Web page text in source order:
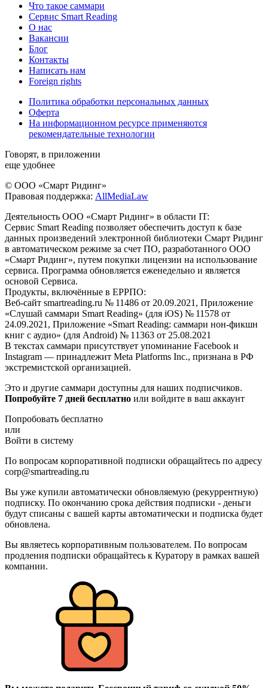
Что такое саммари
Сервис Smart Reading
О нас
Вакансии
Блог
Контакты
Написать нам
Foreign rights
Политика обработки персональных данных
Оферта
На информационном ресурсе применяются
рекомендательные технологии
Говорят, в приложении
еще удобнее
© ООО «Смарт Ридинг»
Правовая поддержка: AllMediaLaw
Деятельность ООО «Смарт Ридинг» в области IT:
Сервис Smart Reading позволяет обеспечить доступ к базе
данных произведений электронной библиотеки Смарт Ридинг
в автоматическом режиме за счет ПО, разработанного ООО
«Смарт Ридинг», путем покупки лицензии на использование
сервиса. Программа обновляется еженедельно и является
основой Сервиса.
Продукты, включённые в ЕРРПО:
Веб-сайт smartreading.ru № 11486 от 20.09.2021, Приложение
«Слушай саммари Smart Reading» (для iOS) № 11578 от
24.09.2021, Приложение «Smart Reading: саммари нон-фикшн
книг с аудио» (для Android) № 11363 от 25.08.2021
В текстах саммари присутствует упоминание Facebook и
Instagram — принадлежит Meta Platforms Inc., признана в РФ
экстремистской организацией.
Это и другие саммари доступны для наших подписчиков.
Попробуйте 7 дней бесплатно или войдите в ваш аккаунт
Попробовать бесплатно
или
Войти в систему
По вопросам корпоративной подписки обращайтесь по адресу
corp@smartreading.ru
Вы уже купили автоматически обновляемую (рекуррентную)
подписку. По окончанию срока действия подписки - деньги
будут списаны с вашей карты автоматически и подписка будет
обновлена.
Вы являетесь корпоративным пользователем. По вопросам
продления подписки обращайтесь к Куратору в рамках вашей
компании.